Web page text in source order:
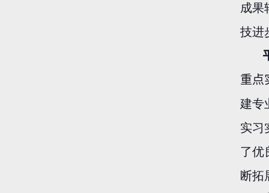
成果
技进
重点
建专
实习
了优
断拓